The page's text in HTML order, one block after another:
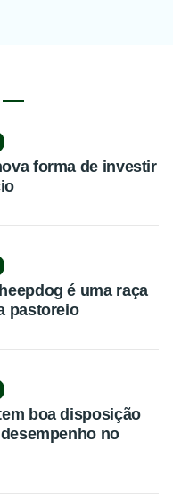
forma de investir
é uma raça
pastoreio
boa disposição
no